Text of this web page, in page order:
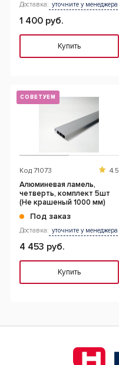
Доставка: уточните у менеджера
1 400 руб.
Купить
СОВЕТУЕМ
Код 71073 4.5
Алюминевая ламель,
четверть, комплект 5шт
(Не крашеный 1000 мм)
Под заказ
Доставка: уточните у менеджера
4 453 руб.
Купить